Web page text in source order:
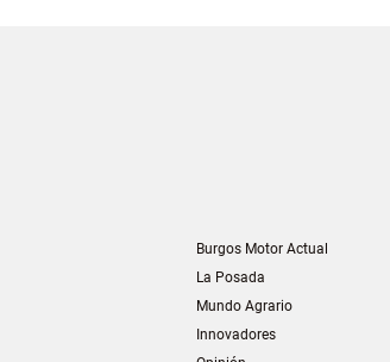
Burgos Motor Actual
La Posada
Mundo Agrario
Innovadores